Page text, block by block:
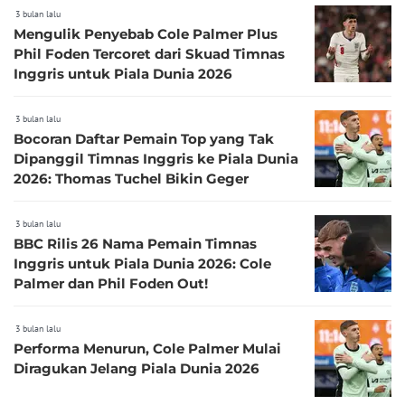
3 bulan lalu
Mengulik Penyebab Cole Palmer Plus
Phil Foden Tercoret dari Skuad Timnas
Inggris untuk Piala Dunia 2026
3 bulan lalu
Bocoran Daftar Pemain Top yang Tak
Dipanggil Timnas Inggris ke Piala Dunia
2026: Thomas Tuchel Bikin Geger
3 bulan lalu
BBC Rilis 26 Nama Pemain Timnas
Inggris untuk Piala Dunia 2026: Cole
Palmer dan Phil Foden Out!
3 bulan lalu
Performa Menurun, Cole Palmer Mulai
Diragukan Jelang Piala Dunia 2026